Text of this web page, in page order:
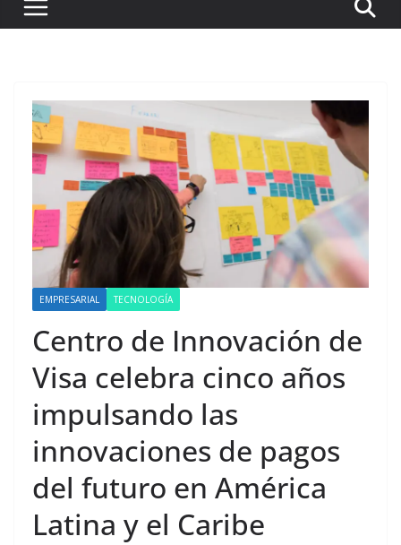
EMPRESARIAL TECNOLOGÍA
Centro de Innovación de
Visa celebra cinco años
impulsando las
innovaciones de pagos
del futuro en América
Latina y el Caribe